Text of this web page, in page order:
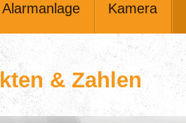
Alarmanlage Kamera
& Zahlen